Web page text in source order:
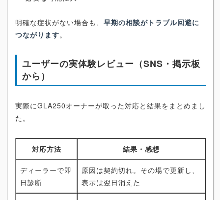
明確な症状がない場合も、 早期の相談がトラブル回避に
つながります。
ユーザーの実体験レビュー（SNS・掲示板
から）
実際にGLA250オーナーが取った対応と結果をまとめまし
た。
対応方法 結果・感想
ディーラーで即
日診断
原因は契約切れ。その場で更新し、
表示は翌日消えた